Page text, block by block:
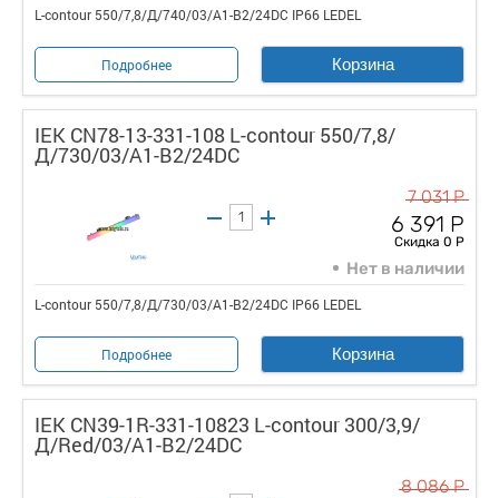
L-contour 550/7,8/Д/740/03/A1-B2/24DC IP66 LEDEL
Подробнее Корзина
IEK CN78-13-331-108 L-contour 550/7,8/
Д/730/03/A1-B2/24DC
7 031 Р
6 391 Р
Скидка 0 Р
Нет в наличии
L-contour 550/7,8/Д/730/03/A1-B2/24DC IP66 LEDEL
Подробнее Корзина
IEK CN39-1R-331-10823 L-contour 300/3,9/
Д/Red/03/A1-B2/24DC
8 086 Р